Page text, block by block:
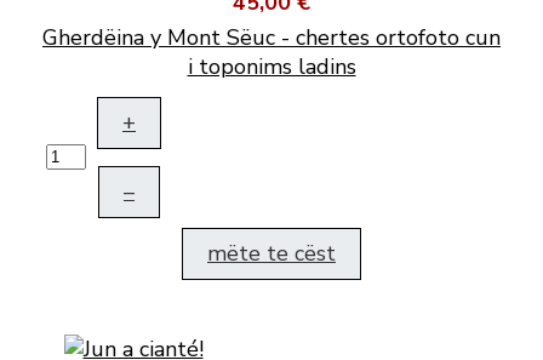
Gherdëina y Mont Sëuc - chertes ortofoto cun
i toponims ladins
+
–
mëte te cëst